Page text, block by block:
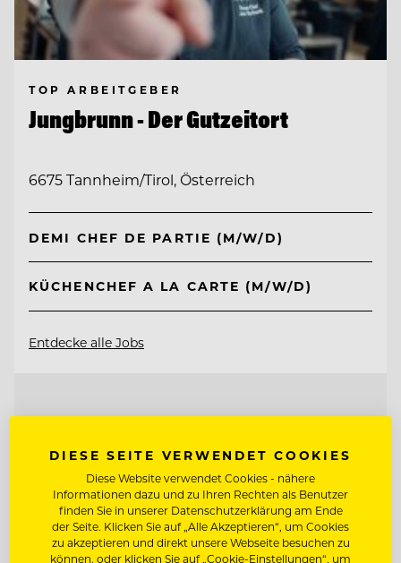
TOP ARBEITGEBER
Jungbrunn - Der Gutzeitort
6675 Tannheim/Tirol, Österreich
DEMI CHEF DE PARTIE (M/W/D)
KÜCHENCHEF A LA CARTE (M/W/D)
Entdecke alle Jobs
DIESE SEITE VERWENDET COOKIES
Diese Website verwendet Cookies - nähere
Informationen dazu und zu Ihren Rechten als Benutzer
finden Sie in unserer Datenschutzerklärung am Ende
der Seite. Klicken Sie auf „Alle Akzeptieren“, um Cookies
zu akzeptieren und direkt unsere Webseite besuchen zu
können, oder klicken Sie auf „Cookie-Einstellungen“, um